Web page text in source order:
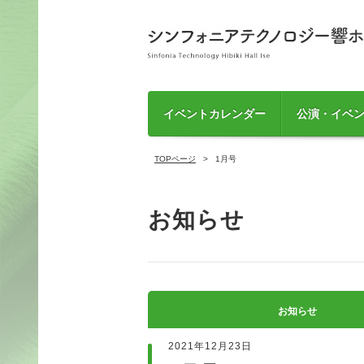
イベントカレンダー 公演・イベ
TOPページ 1月号
お知らせ
お知らせ
2021年12月23日